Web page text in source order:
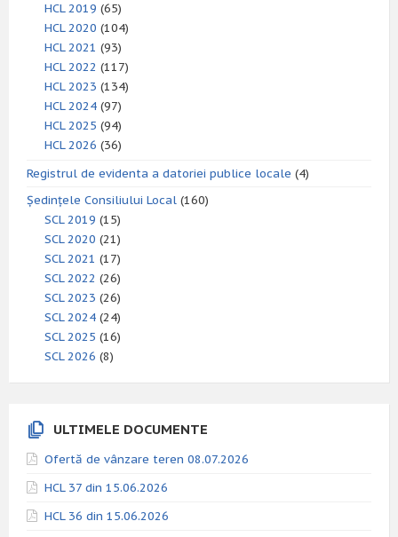
HCL 2019 (65)
HCL 2020 (104)
HCL 2021 (93)
HCL 2022 (117)
HCL 2023 (134)
HCL 2024 (97)
HCL 2025 (94)
HCL 2026 (36)
Registrul de evidenta a datoriei publice locale (4)
Ședințele Consiliului Local (160)
SCL 2019 (15)
SCL 2020 (21)
SCL 2021 (17)
SCL 2022 (26)
SCL 2023 (26)
SCL 2024 (24)
SCL 2025 (16)
SCL 2026 (8)
ULTIMELE DOCUMENTE
Ofertă de vânzare teren 08.07.2026
HCL 37 din 15.06.2026
HCL 36 din 15.06.2026